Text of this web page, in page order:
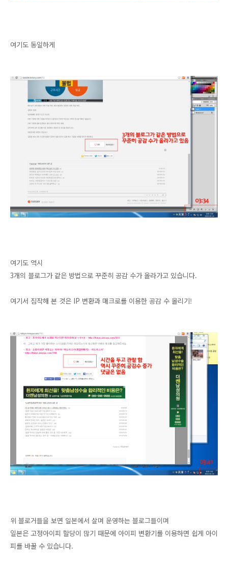
여기도 동일하게
여기도 역시
3개의 블로그가 같은 방법으로 꾸준히 공감 수가 올라가고 있습니다.
여기서 짐작해 본 것은 IP 변환과 매크로를 이용한 공감 수 올리기!
위 블로거들을 보면 일본에서 살며 운영하는 블로그들이며
일본은 고정아이피 할당이 많기 때문에 아이피 변환기를 이용하면 쉽게 아이
피를 바꿀 수 있습니다.